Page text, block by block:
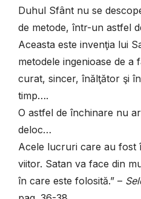
Duhul Sfânt nu se
de metode, într-un astfel
Aceasta este invenţia lui
metodele ingenioase de
curat, sincer, înălţător şi
timp….
O astfel de închinare nu
deloc…
Acele lucruri care au fost
viitor. Satan va face din
în care este folosită.” –